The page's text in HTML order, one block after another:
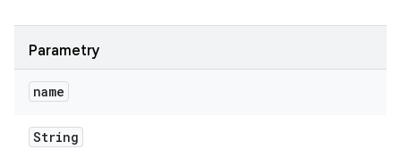
Parametry
name
String